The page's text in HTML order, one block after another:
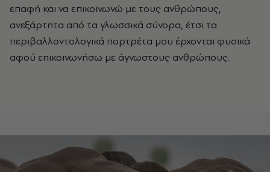
επαφή και να επικοινωνώ με τους ανθρώπους,
ανεξάρτητα από τα γλωσσικά σύνορα, έτσι τα
περιβαλλοντολογικά πορτρέτα μου έρχονται φυσικά
αφού επικοινωνήσω με άγνωστους ανθρώπους.